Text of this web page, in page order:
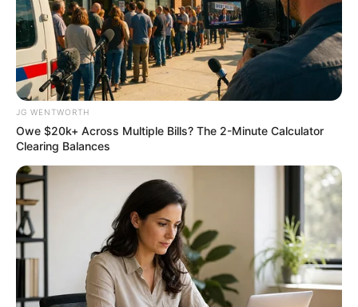
Arthrologist Begs To Stop Buying Knee Braces -
Do This Instead
FORGE BODY
Surgeons: This Simple Method Ends Joint Pain &
Arthritis! Try It!
FORGE BODY
JG WENTWORTH
Owe $20k+ Across Multiple Bills? The 2-Minute Calculator
Clearing Balances